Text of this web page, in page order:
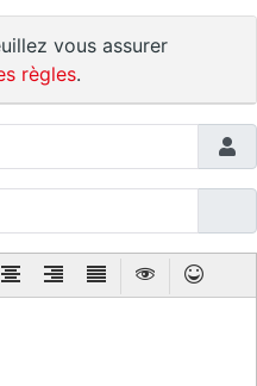
vous assurer
règles.